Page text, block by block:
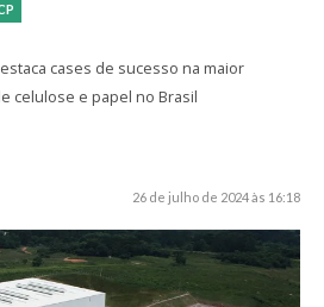
cases de sucesso na maior
celulose e papel no Brasil
26 de julho de 2024 às 16:18